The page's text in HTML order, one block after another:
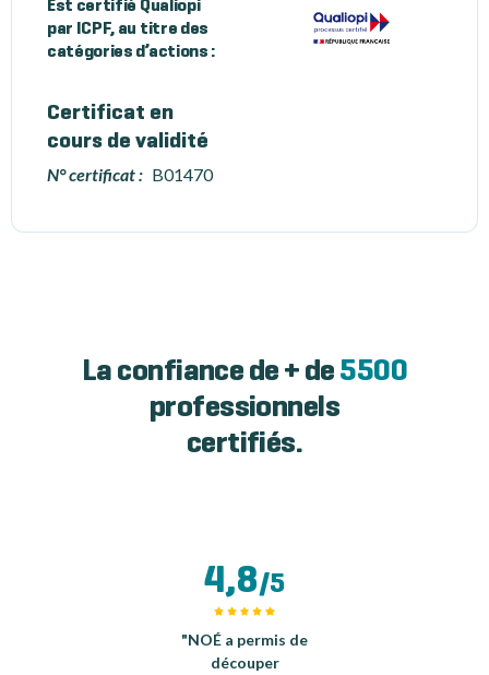
Est certifié Qualiopi
par ICPF, au titre des
catégories d’actions :
Certificat en
cours de validité
N° certificat : B01470
La confiance de + de 5500
professionnels
certifiés.
4,8/5
"NOÉ a permis de
découper